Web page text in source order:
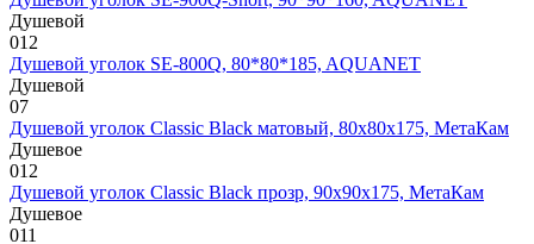
Душевой
012
Душевой уголок SE-800Q, 80*80*185, AQUANET
Душевой
07
Душевой уголок Classic Black матовый, 80х80х175, МетаКам
Душевое
012
Душевой уголок Classic Black прозр, 90х90х175, МетаКам
Душевое
011